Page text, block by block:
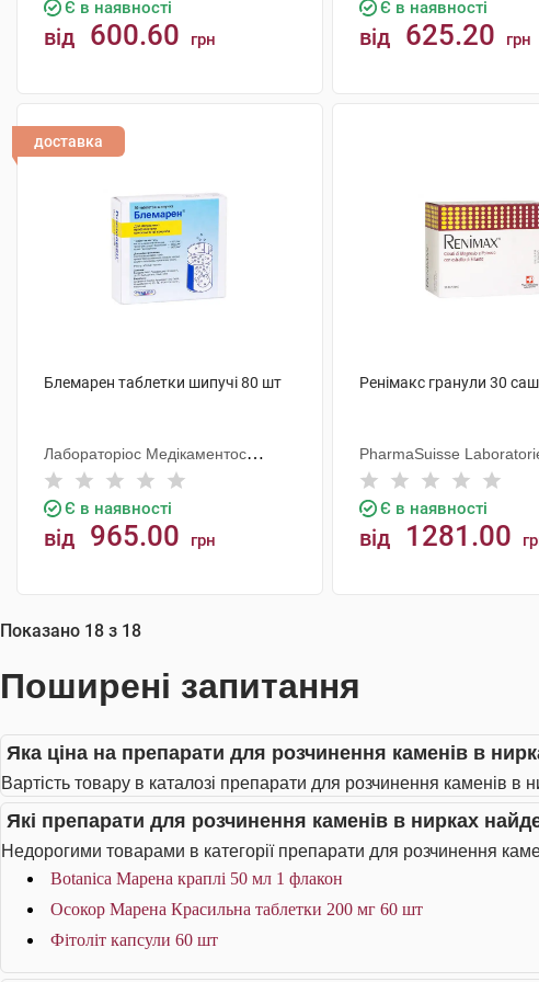
Є в наявності
від 600.60 грн
Є в наявності
від 625.20 грн
доставка
Блемарен таблетки шипучі 80 шт
Лабораторіос Медікаментос
Інтернасьоналес
Є в наявності
від 965.00 грн
Ренімакс гранули 30
PharmaSuisse
Є в наявності
від 1281.00
Показано 18 з 18
Поширені запитання
Яка ціна на препарати для розчинення каменів в
Вартість товару в каталозі препарати для розчинення каменів в
Які препарати для розчинення каменів в нирках
Недорогими товарами в категорії препарати для розчинення
Botanica Марена краплі 50 мл 1 флакон
Осокор Марена Красильна таблетки 200 мг 60 шт
Фітоліт капсули 60 шт